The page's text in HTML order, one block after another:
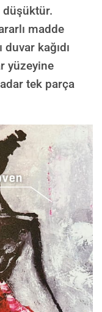
düşüktür.
madde
kağıdı
yüzeyine
tek parça